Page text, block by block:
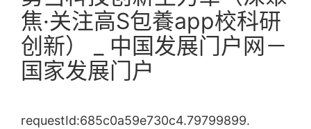
焦·关注高S包養app校科研
创新） _ 中国发展门户网－
国家发展门户
requestId:685c0a59e730c4.79799899.